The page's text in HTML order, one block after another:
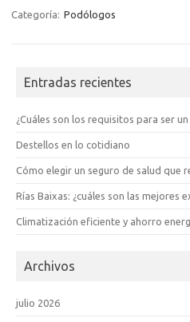
Categoría: Podólogos
Entradas recientes
¿Cuáles son los requisitos para ser
Destellos en lo cotidiano
Cómo elegir un seguro de salud que
Rías Baixas: ¿cuáles son las mejores
Climatización eficiente y ahorro
Archivos
julio 2026